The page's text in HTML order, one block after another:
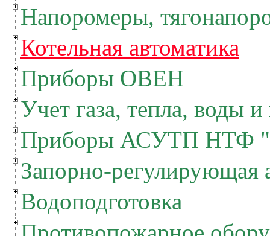
Напоромеры,
Котельная автоматика
Приборы ОВЕН
Учет газа, тепла, воды и
Приборы АСУТП НТФ
Запорно-регулирующая
Водоподготовка